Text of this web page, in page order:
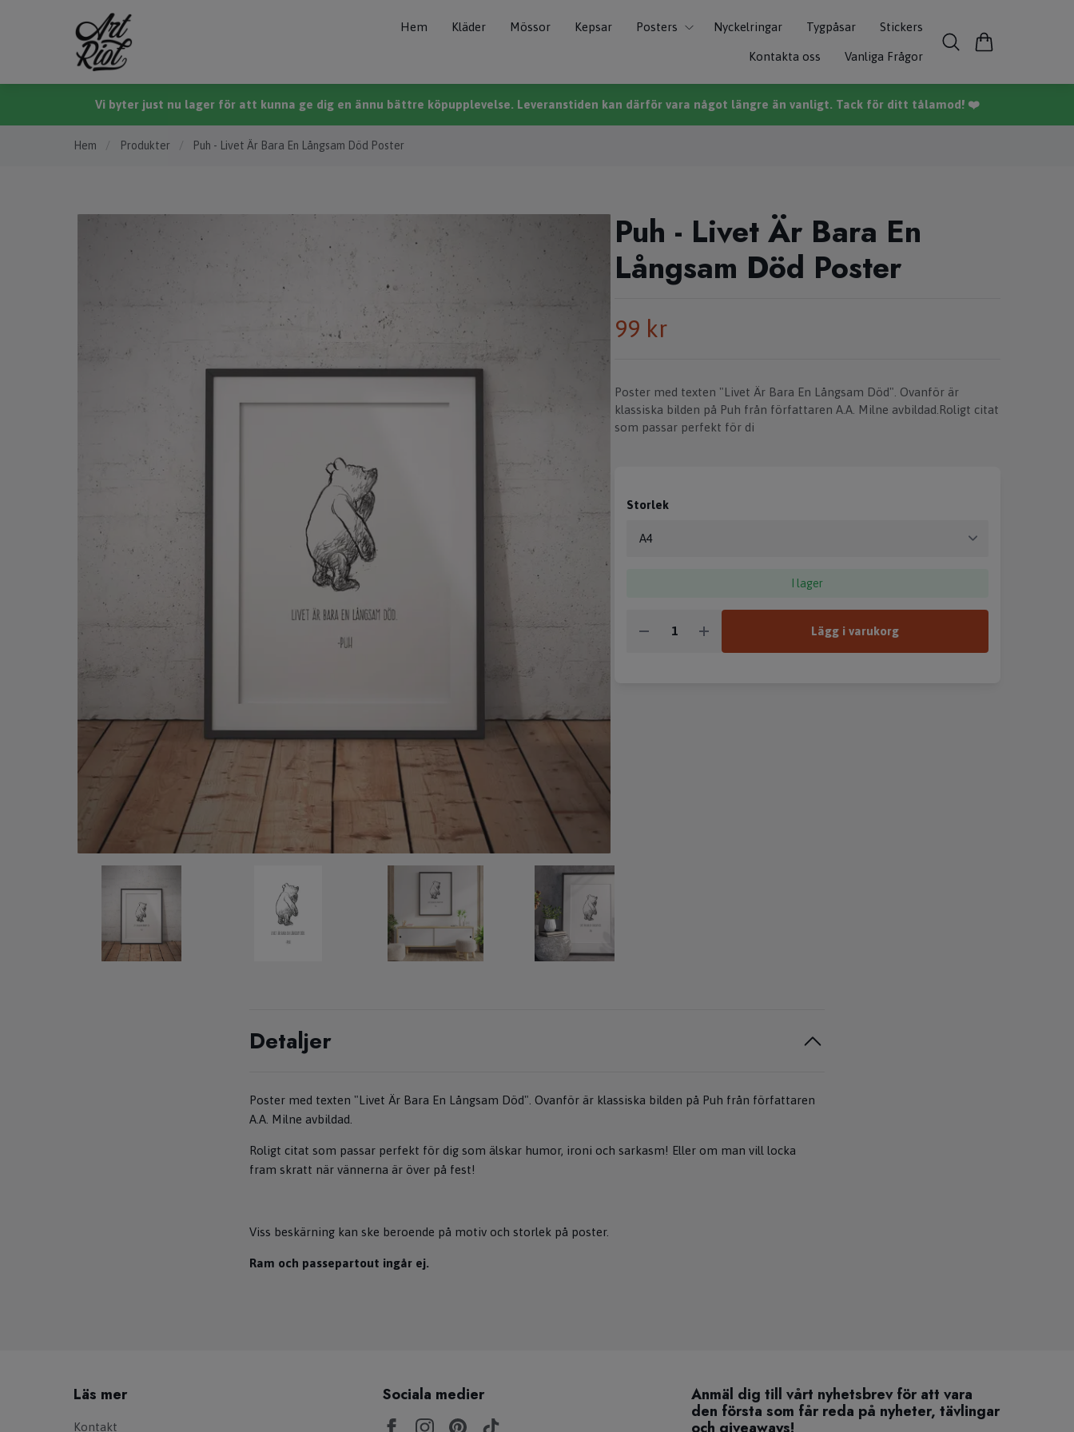
Hem Kläder Mössor Kepsar Posters Nyckelringar Tygpåsar Stickers
Kontakta oss Vanliga Frågor
Vi byter just nu lager för att kunna ge dig en ännu bättre köpupplevelse. Leveranstiden kan därför vara något längre än vanligt. Tack för ditt tålamod! ❤️
Hem / Produkter / Puh - Livet Är Bara En Långsam Död Poster
Puh - Livet Är Bara En
Långsam Död Poster
99 kr
Poster med texten "Livet Är Bara En Långsam Död". Ovanför är
klassiska bilden på Puh från författaren A.A. Milne avbildad.Roligt citat
som passar perfekt för di
Storlek
I lager
Lägg i varukorg
Detaljer
Poster med texten "Livet Är Bara En Långsam Död". Ovanför är klassiska bilden på Puh från författaren
A.A. Milne avbildad.
Roligt citat som passar perfekt för dig som älskar humor, ironi och sarkasm! Eller om man vill locka
fram skratt när vännerna är över på fest!
Viss beskärning kan ske beroende på motiv och storlek på poster.
Ram och passepartout ingår ej.
Läs mer
Kontakt
Sociala medier
Anmäl dig till vårt nyhetsbrev för att vara
den första som får reda på nyheter, tävlingar